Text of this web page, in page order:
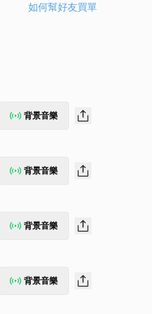
如何幫好友買單
背景音樂
背景音樂
背景音樂
背景音樂